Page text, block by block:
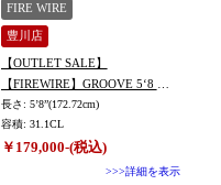
FIRE WIRE
豊川店
【OUTLET SALE】
【FIREWIRE】GROOVE 5‘8 ※
未使用ボード
長さ: 5’8”(172.72cm)
容積: 31.1CL
￥179,000-(税込)
>>>詳細を表示